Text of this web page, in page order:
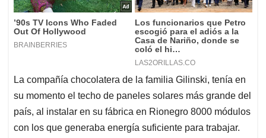
La compañía chocolatera de la familia Gilinski, tenía en
su momento el techo de paneles solares más grande del
país, al instalar en su fábrica en Rionegro 8000 módulos
con los que generaba energía suficiente para trabajar.